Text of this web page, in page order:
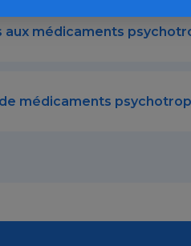
aux médicaments
médicaments